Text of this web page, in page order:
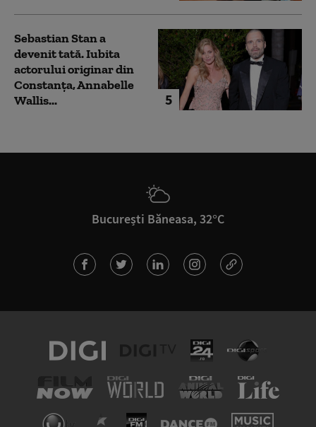
5
Sebastian Stan a
devenit tată. Iubita
actorului originar din
Constanța, Annabelle
Wallis...
București Băneasa, 32°C